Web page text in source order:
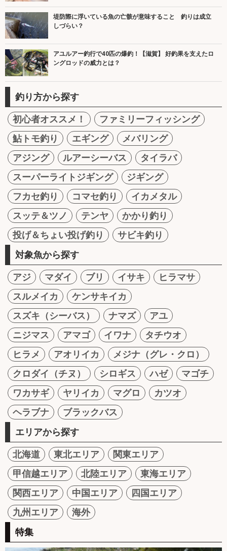
堤防際に浮いている魚の亡骸が意味すること 釣りは成立
しづらい？
アユルアー釣行で40匹の爆釣！【滋賀】 好釣果を支えたロ
ングロッドの威力とは？
釣り方から探す
初心者オススメ！
ファミリーフィッシング
鮎トモ釣り
エギング
メバリング
アジング
ルアーシーバス
タイラバ
スーパーライトジギング
ジギング
フカセ釣り
コマセ釣り
イカメタル
スッテ＆ツノ
テンヤ
かかり釣り
投げ＆ちょい投げ釣り
サビキ釣り
対象魚から探す
アジ マダイ ブリ イサキ
ヒラマサ
スルメイカ
ケンサキイカ
スズキ（シーバス）
ナマズ
アユ
ニジマス
アマゴ イワナ
タチウオ
ヒラメ
アオリイカ
メジナ（グレ・クロ）
クロダイ（チヌ）
シロギス ハゼ
マゴチ
ワカサギ
ヤリイカ マグロ
カツオ
ヘラブナ
ブラックバス
エリアから探す
北海道 東北エリア
関東エリア
甲信越エリア
北陸エリア
東海エリア
関西エリア
中国エリア
四国エリア
九州エリア
海外
特集